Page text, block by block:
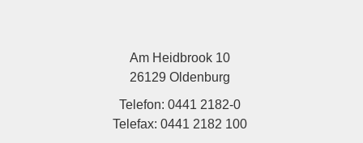
Am Heidbrook 10
26129 Oldenburg
Telefon: 0441 2182-0
Telefax: 0441 2182 100